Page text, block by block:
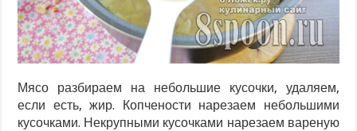
Мясо разбираем на небольшие кусочки, удаляем,
если есть, жир. Копчености нарезаем небольшими
кусочками. Некрупными кусочками нарезаем вареную